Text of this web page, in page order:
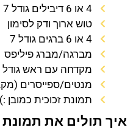
4 או 6 דיבילים גודל 7
טוש ארוך ודק לסימון
4 או 6 ברגים גודל 7
מברגה/מברג פיליפס
מקדחה עם ראש גודל 7
מנטים/ספייסרים
תמונת זכוכית כמובן :)
איך תולים את